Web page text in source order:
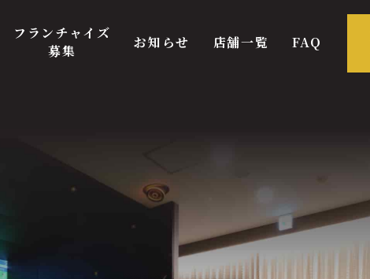
フランチャイズ
募集
お知らせ 店舗一覧 FAQ